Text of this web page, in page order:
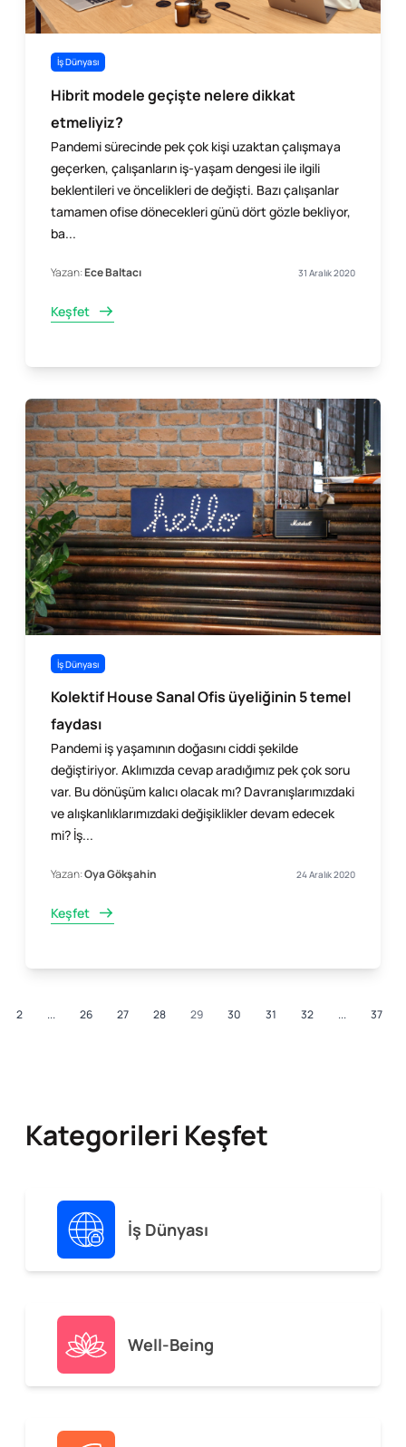
İş Dünyası
Hibrit modele geçişte nelere dikkat
etmeliyiz?
Pandemi sürecinde pek çok kişi uzaktan çalışmaya
geçerken, çalışanların iş-yaşam dengesi ile ilgili
beklentileri ve öncelikleri de değişti. Bazı çalışanlar
tamamen ofise dönecekleri günü dört gözle bekliyor,
ba...
Yazan:Ece Baltacı 31 Aralık 2020
Keşfet
İş Dünyası
Kolektif House Sanal Ofis üyeliğinin 5 temel
faydası
Pandemi iş yaşamının doğasını ciddi şekilde
değiştiriyor. Aklımızda cevap aradığımız pek çok soru
var. Bu dönüşüm kalıcı olacak mı? Davranışlarımızdaki
ve alışkanlıklarımızdaki değişiklikler devam edecek
mi? İş...
Yazan:Oya Gökşahin 24 Aralık 2020
Keşfet
2 ... 26 27 28 29 30 31 32 ... 37
Kategorileri Keşfet
İş Dünyası
Well-Being